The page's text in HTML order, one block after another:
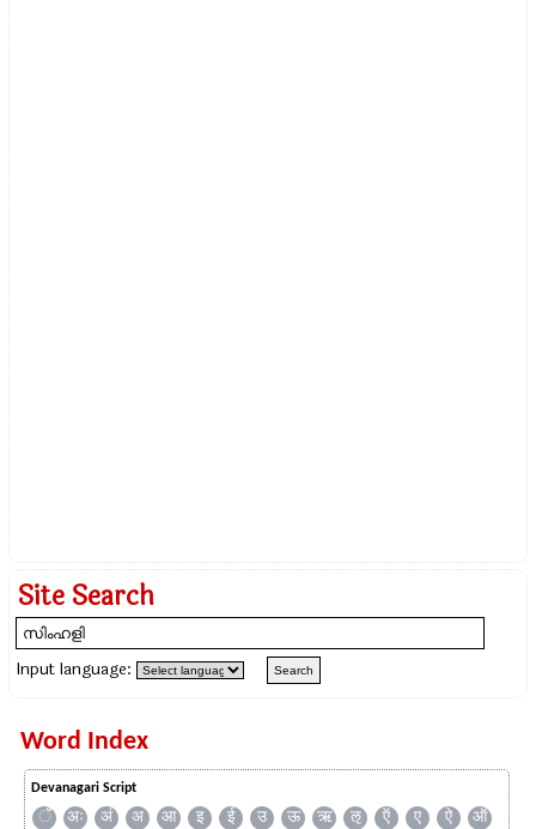
Site Search
Input language:
Word Index
Devanagari Script
ँ अः अं अ आ इ ई उ ऊ ऋ ऌ ऍ ए ऐ
ऑ